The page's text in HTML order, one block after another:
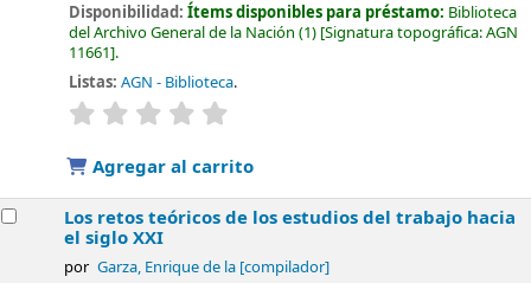
Disponibilidad:Ítems disponibles para préstamo: Biblioteca
del Archivo General de la Nación (1) Signatura topográfica:AGN
11661 .
Listas: AGN - Biblioteca.
valoración
Agregar al carrito
Los retos teóricos de los estudios del trabajo hacia
el siglo XXI
por Garza, Enrique de la[compilador]